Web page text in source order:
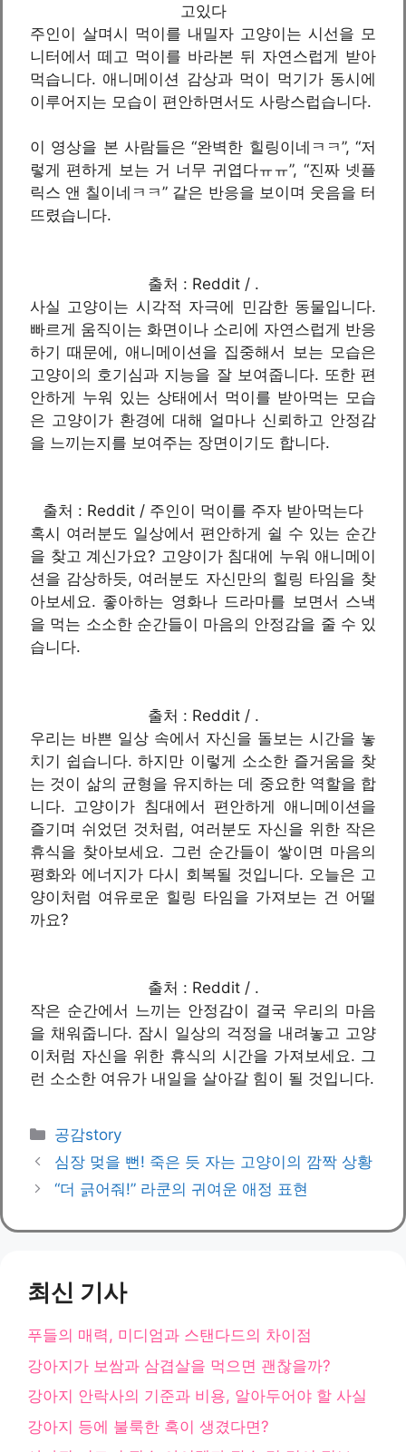
고있다
주인이 살며시 먹이를 내밀자 고양이는 시선을 모
니터에서 떼고 먹이를 바라본 뒤 자연스럽게 받아
먹습니다. 애니메이션 감상과 먹이 먹기가 동시에
이루어지는 모습이 편안하면서도 사랑스럽습니다.
이 영상을 본 사람들은 “완벽한 힐링이네ㅋㅋ”, “저
렇게 편하게 보는 거 너무 귀엽다ㅠㅠ”, “진짜 넷플
릭스 앤 칠이네ㅋㅋ” 같은 반응을 보이며 웃음을 터
뜨렸습니다.
출처 : Reddit / .
사실 고양이는 시각적 자극에 민감한 동물입니다.
빠르게 움직이는 화면이나 소리에 자연스럽게 반응
하기 때문에, 애니메이션을 집중해서 보는 모습은
고양이의 호기심과 지능을 잘 보여줍니다. 또한 편
안하게 누워 있는 상태에서 먹이를 받아먹는 모습
은 고양이가 환경에 대해 얼마나 신뢰하고 안정감
을 느끼는지를 보여주는 장면이기도 합니다.
출처 : Reddit / 주인이 먹이를 주자 받아먹는다
혹시 여러분도 일상에서 편안하게 쉴 수 있는 순간
을 찾고 계신가요? 고양이가 침대에 누워 애니메이
션을 감상하듯, 여러분도 자신만의 힐링 타임을 찾
아보세요. 좋아하는 영화나 드라마를 보면서 스낵
을 먹는 소소한 순간들이 마음의 안정감을 줄 수 있
습니다.
출처 : Reddit / .
우리는 바쁜 일상 속에서 자신을 돌보는 시간을 놓
치기 쉽습니다. 하지만 이렇게 소소한 즐거움을 찾
는 것이 삶의 균형을 유지하는 데 중요한 역할을 합
니다. 고양이가 침대에서 편안하게 애니메이션을
즐기며 쉬었던 것처럼, 여러분도 자신을 위한 작은
휴식을 찾아보세요. 그런 순간들이 쌓이면 마음의
평화와 에너지가 다시 회복될 것입니다. 오늘은 고
양이처럼 여유로운 힐링 타임을 가져보는 건 어떨
까요?
출처 : Reddit / .
작은 순간에서 느끼는 안정감이 결국 우리의 마음
을 채워줍니다. 잠시 일상의 걱정을 내려놓고 고양
이처럼 자신을 위한 휴식의 시간을 가져보세요. 그
런 소소한 여유가 내일을 살아갈 힘이 될 것입니다.
카
테
공감story
심장 멎을 뻔! 죽은 듯 자는 고양이의 깜짝 상황
“더 긁어줘!” 라쿤의 귀여운 애정 표현
최신 기사
푸들의 매력, 미디엄과 스탠다드의 차이점
강아지가 보쌈과 삼겹살을 먹으면 괜찮을까?
강아지 안락사의 기준과 비용, 알아두어야 할 사실
강아지 등에 불룩한 혹이 생겼다면?